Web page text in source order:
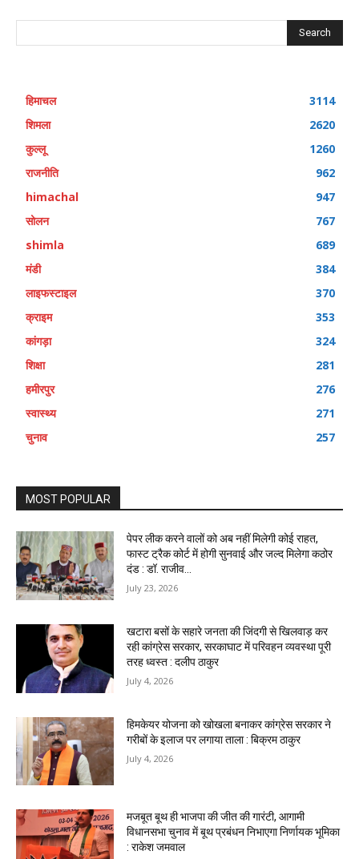
Search
हिमाचल
3114
शिमला
2620
कुल्लू
1260
राजनीति
962
himachal
947
सोलन
767
shimla
689
मंडी
384
लाइफस्टाइल
370
क्राइम
353
कांगड़ा
324
शिक्षा
281
हमीरपुर
276
स्वास्थ्य
271
चुनाव
257
MOST POPULAR
पेपर लीक करने वालों को अब नहीं मिलेगी कोई राहत,
फास्ट ट्रैक कोर्ट में होगी सुनवाई और जल्द मिलेगा कठोर
दंड : डॉ. राजीव...
July 23, 2026
खटारा बसों के सहारे जनता की जिंदगी से खिलवाड़ कर
रही कांग्रेस सरकार, सरकाघाट में परिवहन व्यवस्था पूरी
तरह ध्वस्त : दलीप ठाकुर
July 4, 2026
हिमकेयर योजना को खोखला बनाकर कांग्रेस सरकार ने
गरीबों के इलाज पर लगाया ताला : बिक्रम ठाकुर
July 4, 2026
मजबूत बूथ ही भाजपा की जीत की गारंटी, आगामी
विधानसभा चुनाव में बूथ प्रबंधन निभाएगा निर्णायक भूमिका
: राकेश जमवाल